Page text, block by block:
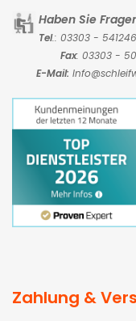
Haben Sie
Tel.: 03303 -
Fax: 03303 -
E-Mail:
Zahlung &